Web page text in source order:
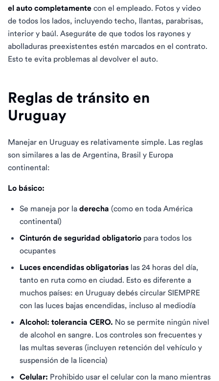
el auto completamente con el empleado. Fotos y video
de todos los lados, incluyendo techo, llantas, parabrisas,
interior y baúl. Aseguráte de que todos los rayones y
abolladuras preexistentes estén marcados en el contrato.
Esto te evita problemas al devolver el auto.
Reglas de tránsito en
Uruguay
Manejar en Uruguay es relativamente simple. Las reglas
son similares a las de Argentina, Brasil y Europa
continental:
Lo básico:
Se maneja por la derecha (como en toda América
continental)
Cinturón de seguridad obligatorio para todos los
ocupantes
Luces encendidas obligatorias las 24 horas del día,
tanto en ruta como en ciudad. Esto es diferente a
muchos países: en Uruguay debés circular SIEMPRE
con las luces bajas encendidas, incluso al mediodía
Alcohol: tolerancia CERO. No se permite ningún nivel
de alcohol en sangre. Los controles son frecuentes y
las multas severas (incluyen retención del vehículo y
suspensión de la licencia)
Celular: Prohibido usar el celular con la mano mientras